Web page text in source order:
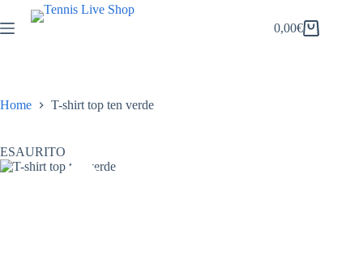
al
contenuto
Carrello
0,00€
Home T-shirt top ten verde
ESAURITO